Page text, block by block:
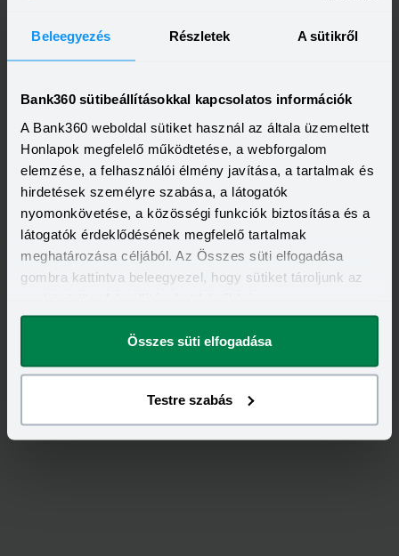
Beleegyezés Részletek A sütikről
Bank360 sütibeállításokkal kapcsolatos információk
A Bank360 weboldal sütiket használ az általa üzemeltett
Honlapok megfelelő működtetése, a webforgalom
elemzése, a felhasználói élmény javítása, a tartalmak és
hirdetések személyre szabása, a látogatók
nyomonkövetése, a közösségi funkciók biztosítása és a
látogatók érdeklődésének megfelelő tartalmak
meghatározása céljából. Az Összes süti elfogadása
gombra kattintva beleegyezel, hogy sütiket tároljunk az
megváltoztathatod.
Összes süti elfogadása
Testre szabás
Kapcsolódó címkék
LAKÁSHITEL LAKÁSHITEL KALKULÁTOR
KAMATEMELÉS
HITELKALKULÁTOR
KAMATPLAFON